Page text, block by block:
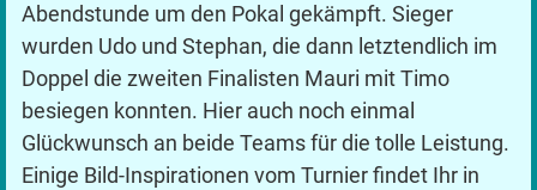
Abendstunde um den Pokal gekämpft. Sieger
wurden Udo und Stephan, die dann letztendlich im
Doppel die zweiten Finalisten Mauri mit Timo
besiegen konnten. Hier auch noch einmal
Glückwunsch an beide Teams für die tolle Leistung.
Einige Bild-Inspirationen vom Turnier findet Ihr in